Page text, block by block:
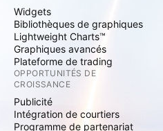
Widgets
Bibliothèques de graphiques
Lightweight Charts™
Graphiques avancés
Plateforme de trading
OPPORTUNITÉS DE
CROISSANCE
Publicité
Intégration de courtiers
Programme de partenariat